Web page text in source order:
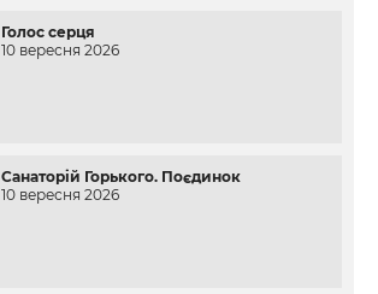
Голос серця
10 вересня 2026
Санаторій Горького. Поєдинок
10 вересня 2026